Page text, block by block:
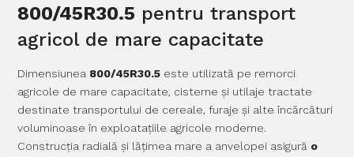
800/45R30.5 pentru transport
agricol de mare capacitate
Dimensiunea 800/45R30.5 este utilizată pe remorci
agricole de mare capacitate, cisterne și utilaje tractate
destinate transportului de cereale, furaje și alte încărcături
voluminoase în exploatațiile agricole moderne.
Construcția radială și lățimea mare a anvelopei asigură o